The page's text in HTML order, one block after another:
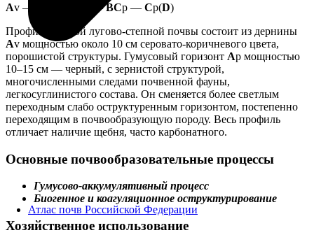
Атлас почв Российской Федерации
Av — p —BCp — Cp(D)
Профиль горной лугово-степной почвы состоит из дернины
Av мощностью около 10 см серовато-коричневого цвета,
порошистой структуры. Гумусовый горизонт Aр мощностью
10–15 см — черный, с зернистой структурой,
многочисленными следами почвенной фауны,
легкосуглинистого состава. Он сменяется более светлым
переходным слабо оструктуренным горизонтом, постепенно
переходящим в почвообразующую породу. Весь профиль
отличает наличие щебня, часто карбонатного.
Основные почвообразовательные процессы
Гумусово-аккумулятивный процесс
Биогенное и коагуляционное оструктурирование
Хозяйственное использование